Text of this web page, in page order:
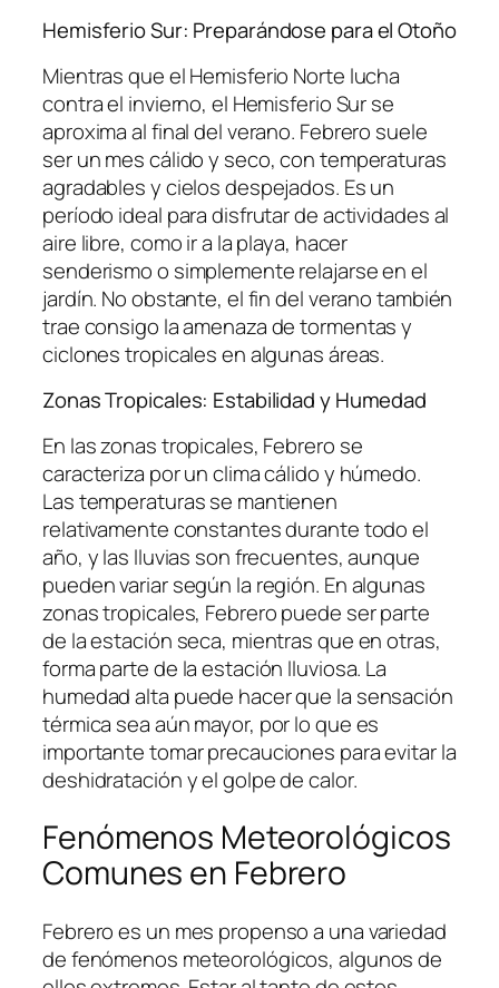
Hemisferio Sur: Preparándose para el Otoño
Mientras que el Hemisferio Norte lucha
contra el invierno, el Hemisferio Sur se
aproxima al final del verano. Febrero suele
ser un mes cálido y seco, con temperaturas
agradables y cielos despejados. Es un
período ideal para disfrutar de actividades al
aire libre, como ir a la playa, hacer
senderismo o simplemente relajarse en el
jardín. No obstante, el fin del verano también
trae consigo la amenaza de tormentas y
ciclones tropicales en algunas áreas.
Zonas Tropicales: Estabilidad y Humedad
En las zonas tropicales, Febrero se
caracteriza por un clima cálido y húmedo.
Las temperaturas se mantienen
relativamente constantes durante todo el
año, y las lluvias son frecuentes, aunque
pueden variar según la región. En algunas
zonas tropicales, Febrero puede ser parte
de la estación seca, mientras que en otras,
forma parte de la estación lluviosa. La
humedad alta puede hacer que la sensación
térmica sea aún mayor, por lo que es
importante tomar precauciones para evitar la
deshidratación y el golpe de calor.
Fenómenos Meteorológicos
Comunes en Febrero
Febrero es un mes propenso a una variedad
de fenómenos meteorológicos, algunos de